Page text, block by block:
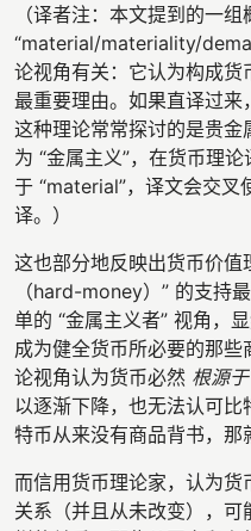
（译者注：本文提到的一组
“material/materiality/
论视角有关：它认为构成
最重要理由。如果直译过来
这种理论常常探讨的是贵
为 “金属主义”，在货币理
于 “material”，译文会交叉
译。）
这也部分地反映出货币价值
（hard-money）” 的支持
单的 “金属主义者” 视角，
成为健全货币所必要的那
论视角认为货币必然 根源于
以逐渐下降，也无法认可
特币从来没有商品背书，那
而信用货币理论家，认为
关系（并且从未改变），